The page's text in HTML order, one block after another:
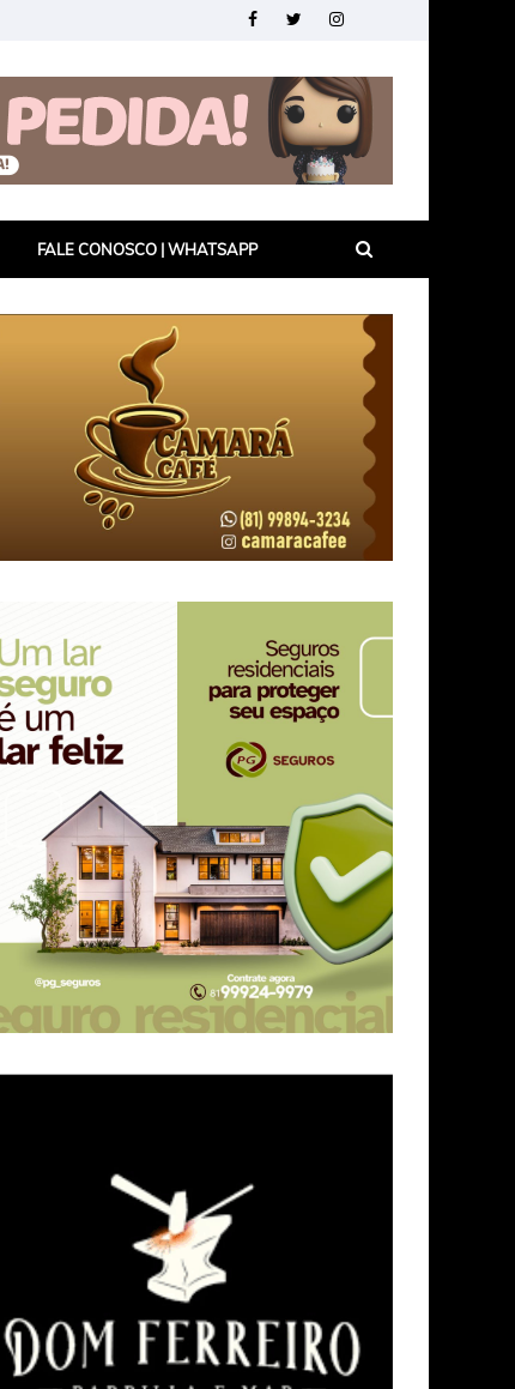
FALE CONOSCO | WHATSAPP